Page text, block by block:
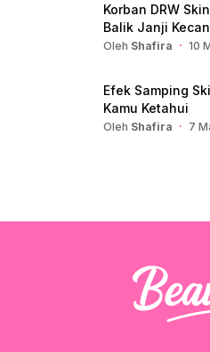
Korban DRW
Balik Janji
Oleh Shafira 10
Efek Samping
Kamu Ketahui
Oleh Shafira 7